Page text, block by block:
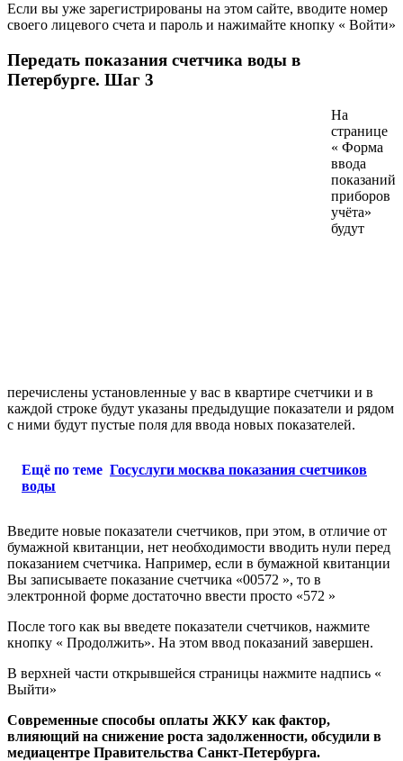
Если вы уже зарегистрированы на этом сайте, вводите номер
своего лицевого счета и пароль и нажимайте кнопку « Войти»
Передать показания счетчика воды в
Петербурге. Шаг 3
На
странице
« Форма
ввода
показаний
приборов
учёта»
будут
перечислены установленные у вас в квартире счетчики и в
каждой строке будут указаны предыдущие показатели и рядом
с ними будут пустые поля для ввода новых показателей.
Ещё по теме Госуслуги москва показания счетчиков
воды
Введите новые показатели счетчиков, при этом, в отличие от
бумажной квитанции, нет необходимости вводить нули перед
показанием счетчика. Например, если в бумажной квитанции
Вы записываете показание счетчика «00572 », то в
электронной форме достаточно ввести просто «572 »
После того как вы введете показатели счетчиков, нажмите
кнопку « Продолжить». На этом ввод показаний завершен.
В верхней части открывшейся страницы нажмите надпись «
Выйти»
Современные способы оплаты ЖКУ как фактор,
влияющий на снижение роста задолженности, обсудили в
медиацентре Правительства Санкт-Петербурга.